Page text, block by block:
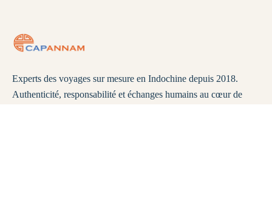
Experts des voyages sur mesure en Indochine depuis 2018.
Authenticité, responsabilité et échanges humains au cœur de